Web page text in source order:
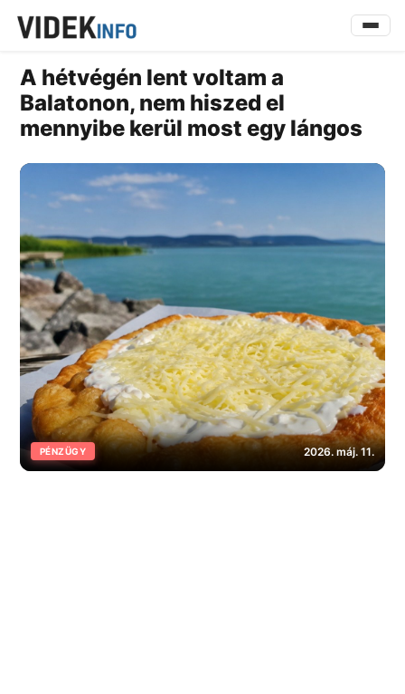
A hétvégén lent voltam a
Balatonon, nem hiszed el
mennyibe kerül most egy lángos
PÉNZÜGY 2026. máj. 11.